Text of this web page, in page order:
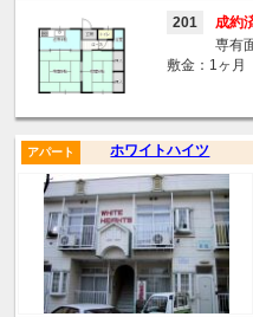
201 成約
専有
敷金：1ヶ
ホワイトハイツ
アパート